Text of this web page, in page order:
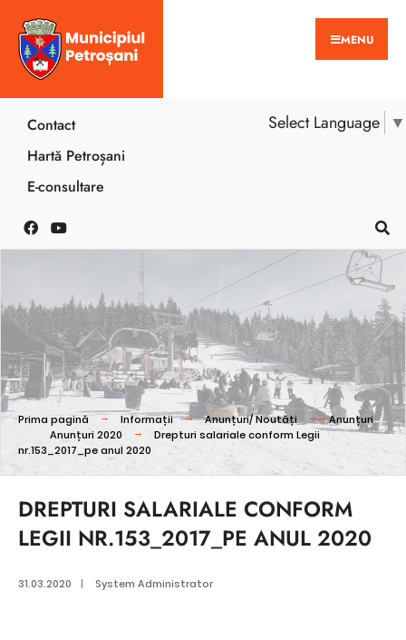
MENU
Select Language ▼
Contact
Hartă Petroșani
E-consultare
Prima pagină Informații Anunțuri/ Noutăți
Anunțuri
Anunțuri 2020
Drepturi salariale conform Legii
nr.153_2017_pe anul 2020
DREPTURI SALARIALE CONFORM
LEGII NR.153_2017_PE ANUL 2020
31.03.2020 | System Administrator